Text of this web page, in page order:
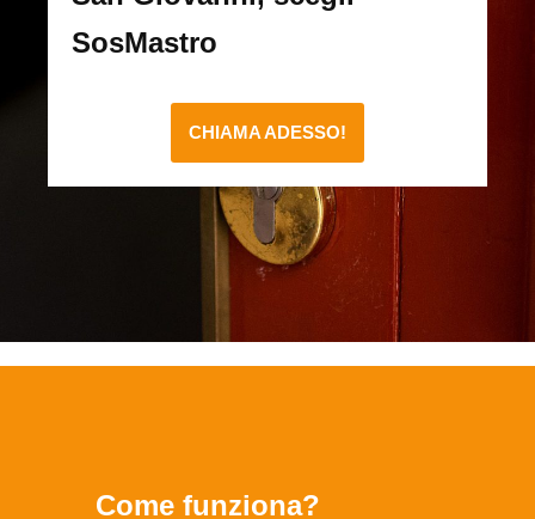
SosMastro
CHIAMA ADESSO!
Come funziona?